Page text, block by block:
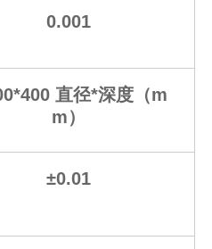
0.001
直径*深度（m
m）
±0.01